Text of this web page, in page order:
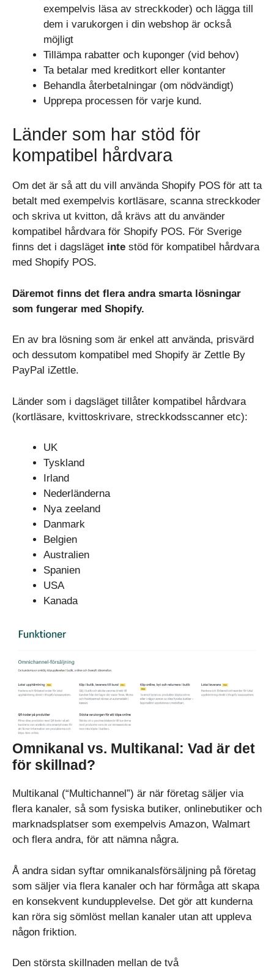
exempelvis läsa av streckkoder) och lägga till
dem i varukorgen i din webshop är också
möjligt
Tillämpa rabatter och kuponger (vid behov)
Ta betalar med kreditkort eller kontanter
Behandla återbetalningar (om nödvändigt)
Upprepa processen för varje kund.
Länder som har stöd för
kompatibel hårdvara
Om det är så att du vill använda Shopify POS för att ta
betalt med exempelvis kortläsare, scanna streckkoder
och skriva ut kvitton, då krävs att du använder
kompatibel hårdvara för Shopify POS. För Sverige
finns det i dagsläget inte stöd för kompatibel hårdvara
med Shopify POS.
Däremot finns det flera andra smarta lösningar
som fungerar med Shopify.
En av bra lösning som är enkel att använda, prisvärd
och dessutom kompatibel med Shopify är Zettle By
PayPal iZettle.
Länder som i dagsläget tillåter kompatibel hårdvara
(kortläsare, kvittoskrivare, streckkodsscanner etc):
UK
Tyskland
Irland
Nederländerna
Nya zeeland
Danmark
Belgien
Australien
Spanien
USA
Kanada
Omnikanal vs. Multikanal: Vad är det
för skillnad?
Multikanal (“Multichannel”) är när företag säljer via
flera kanaler, så som fysiska butiker, onlinebutiker och
marknadsplatser som exempelvis Amazon, Walmart
och flera andra, för att nämna några.
Å andra sidan syftar omnikanalsförsäljning på företag
som säljer via flera kanaler och har förmåga att skapa
en konsekvent kundupplevelse. Det gör att kunderna
kan röra sig sömlöst mellan kanaler utan att uppleva
någon friktion.
Den största skillnaden mellan de två